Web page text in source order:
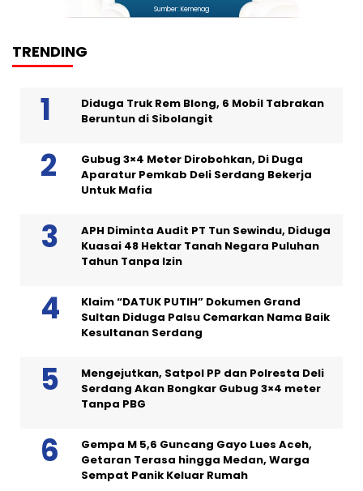
Sumber: Kemenag
TRENDING
Diduga Truk Rem Blong, 6 Mobil Tabrakan
Beruntun di Sibolangit
Gubug 3×4 Meter Dirobohkan, Di Duga
Aparatur Pemkab Deli Serdang Bekerja
Untuk Mafia
APH Diminta Audit PT Tun Sewindu, Diduga
Kuasai 48 Hektar Tanah Negara Puluhan
Tahun Tanpa Izin
Klaim “DATUK PUTIH” Dokumen Grand
Sultan Diduga Palsu Cemarkan Nama Baik
Kesultanan Serdang
Mengejutkan, Satpol PP dan Polresta Deli
Serdang Akan Bongkar Gubug 3×4 meter
Tanpa PBG
Gempa M 5,6 Guncang Gayo Lues Aceh,
Getaran Terasa hingga Medan, Warga
Sempat Panik Keluar Rumah